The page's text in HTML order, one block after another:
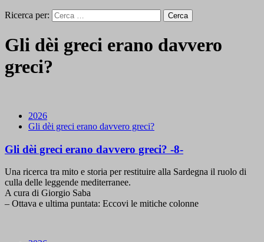
Ricerca per:
Gli dèi greci erano davvero
greci?
2026
Gli dèi greci erano davvero greci?
Gli dèi greci erano davvero greci? -8-
Una ricerca tra mito e storia per restituire alla Sardegna il ruolo di
culla delle leggende mediterranee.
A cura di Giorgio Saba
– Ottava e ultima puntata: Eccovi le mitiche colonne